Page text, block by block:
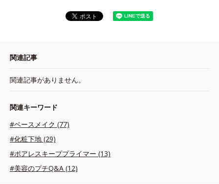
関連記事
関連記事がありません。
関連キーワード
#ベースメイク (77)
#化粧下地 (29)
#ポアレスキーププライマー (13)
#美容のプチQ&A (12)